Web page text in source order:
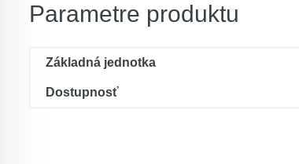
Parametre produktu
Základná jednotka
Dostupnosť